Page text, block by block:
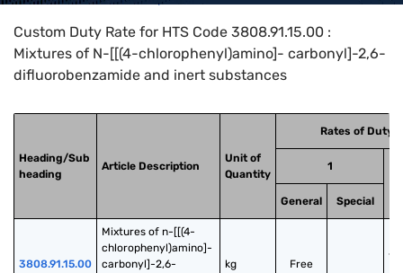
Custom Duty Rate for HTS Code 3808.91.15.00 :
Mixtures of N-[[(4-chlorophenyl)amino]- carbonyl]-2,6-
difluorobenzamide and inert substances
Heading/Sub
heading
Article Description
Unit of
Quantity
Rates of Duty
1
General Special
3808.91.15.00
Mixtures of n-[[(4-
chlorophenyl)amino]-
carbonyl]-2,6-
kg Free